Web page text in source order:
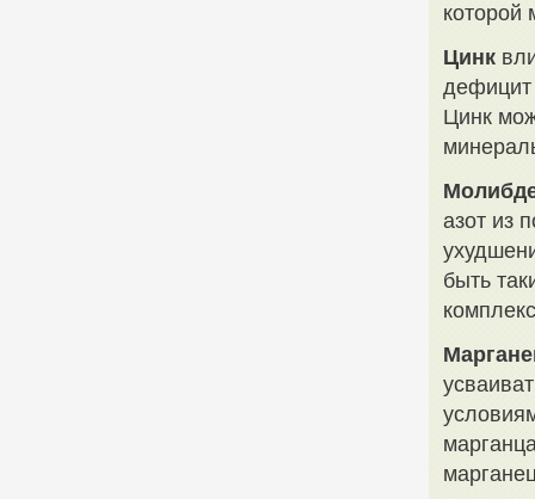
которой
Цинк
дефицит
Цинк
азот из
быть